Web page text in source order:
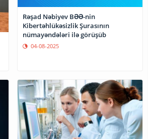
Rəşad Nəbiyev BƏƏ-nin
Kibertəhlükəsizlik Şurasının
nümayəndələri ilə görüşüb
04-08-2025